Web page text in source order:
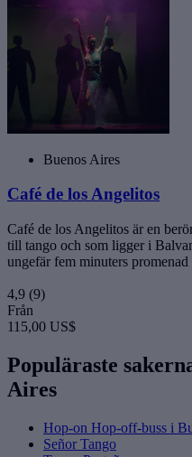
Buenos Aires
Café de los Angelitos
Café de los Angelitos är en
till tango och som ligger i
ungefär fem minuters
4,9 (9)
Från
115,00 US$
Populäraste
Aires
Hop-on Hop-off-buss i
Señor Tango